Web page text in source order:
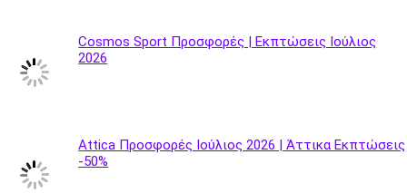
Cosmos Sport Προσφορές | Εκπτώσεις Ιούλιος
2026
Attica Προσφορές Ιούλιος 2026 | Άττικα Εκπτώσεις
-50%